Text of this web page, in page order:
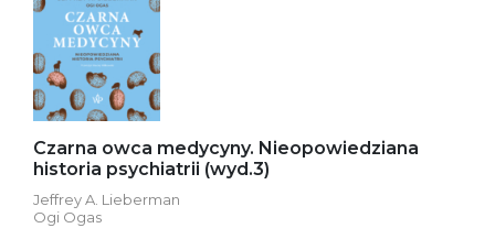
Czarna owca medycyny. Nieopowiedziana
historia psychiatrii (wyd.3)
Jeffrey A. Lieberman
Ogi Ogas